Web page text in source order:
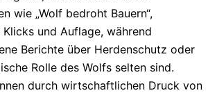
wie „Wolf bedroht Bauern“,
Klicks und Auflage, während
Berichte über Herdenschutz oder
Rolle des Wolfs selten sind.
durch wirtschaftlichen Druck von